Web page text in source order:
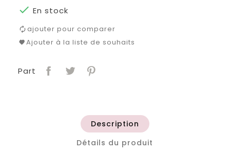
 En stock
ajouter pour comparer
Ajouter à la liste de souhaits
Part
Description
Détails du produit